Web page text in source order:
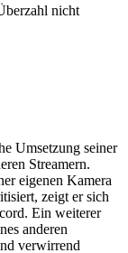
nicht
Umsetzung seiner
Streamern.
eigenen Kamera
zeigt er sich
Ein weiterer
anderen
verwirrend